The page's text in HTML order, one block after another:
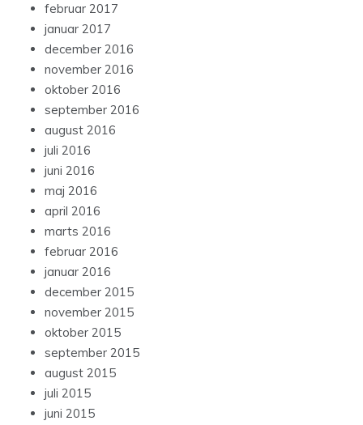
februar 2017
januar 2017
december 2016
november 2016
oktober 2016
september 2016
august 2016
juli 2016
juni 2016
maj 2016
april 2016
marts 2016
februar 2016
januar 2016
december 2015
november 2015
oktober 2015
september 2015
august 2015
juli 2015
juni 2015